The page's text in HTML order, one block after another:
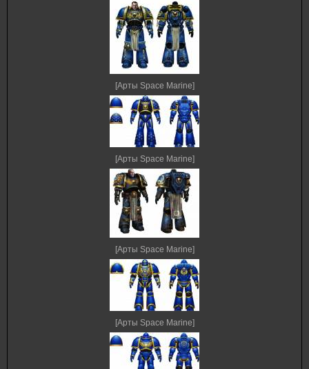
[Арты Space Marine]
[Арты Space Marine]
[Арты Space Marine]
[Арты Space Marine]